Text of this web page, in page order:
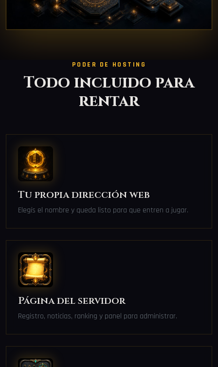
PODER DE HOSTING
Todo incluido para
rentar
Tu propia dirección web
Elegís el nombre y queda listo para que entren a jugar.
Página del servidor
Registro, noticias, ranking y panel para administrar.